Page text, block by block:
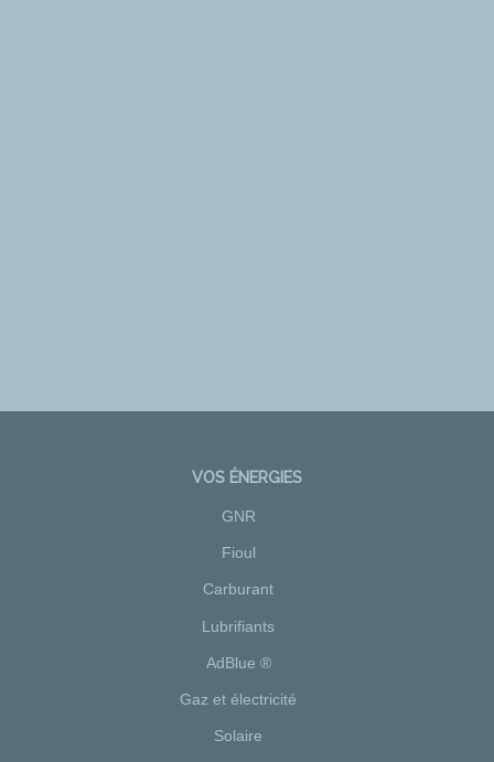
VOS ÉNERGIES
GNR
Fioul
Carburant
Lubrifiants
AdBlue ®
Gaz et électricité
Solaire